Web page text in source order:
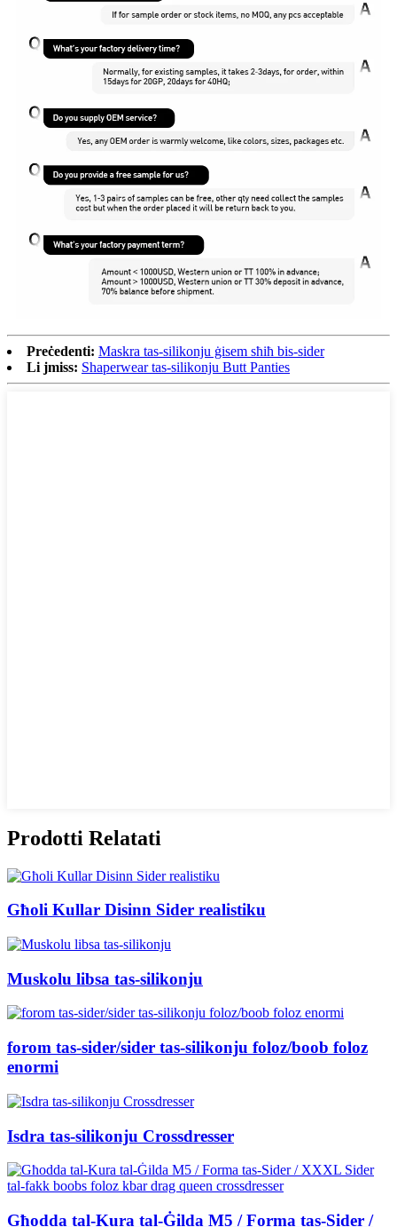
Preċedenti: Maskra tas-silikonju ġisem sħiħ bis-sider
Li jmiss: Shaperwear tas-silikonju Butt Panties
Prodotti Relatati
Għoli Kullar Disinn Sider realistiku
Muskolu libsa tas-silikonju
forom tas-sider/sider tas-silikonju foloz/boob foloz
enormi
Isdra tas-silikonju Crossdresser
Għodda tal-Kura tal-Ġilda M5 / Forma tas-Sider /